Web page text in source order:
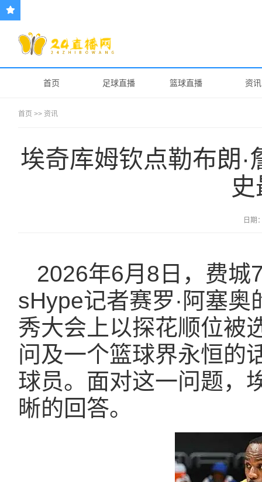
首页 足球直播 篮球直播 资讯
首页 >> 资讯
埃奇库姆钦点勒布朗
日期
2026年6月8日，费城
sHype记者赛罗·阿塞
秀大会上以探花顺位被
问及一个篮球界永恒的
球员。面对这一问题，
晰的回答。